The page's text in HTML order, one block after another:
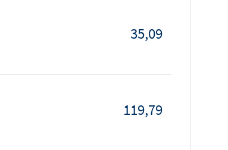
35,09
119,79